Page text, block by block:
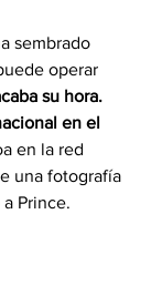
sembrado
operar
su hora.
en el
en la red
una fotografía
Prince.